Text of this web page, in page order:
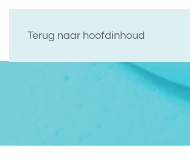
Terug naar hoofdinhoud